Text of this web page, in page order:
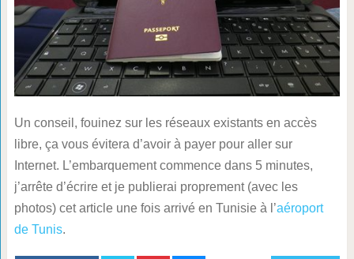
Un conseil, fouinez sur les réseaux existants en accès
libre, ça vous évitera d’avoir à payer pour aller sur
Internet. L’embarquement commence dans 5 minutes,
j’arrête d’écrire et je publierai proprement (avec les
photos) cet article une fois arrivé en Tunisie à l’aéroport
de Tunis.